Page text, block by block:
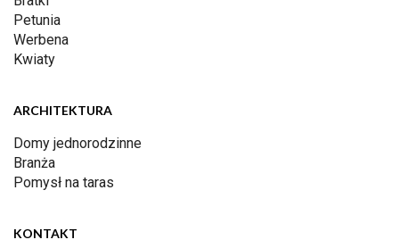
Petunia
Werbena
Kwiaty
ARCHITEKTURA
Domy jednorodzinne
Branża
Pomysł na taras
KONTAKT